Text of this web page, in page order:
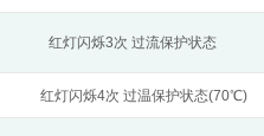
红灯闪烁3次 过流保护状态
红灯闪烁4次 过温保护状态(70℃)